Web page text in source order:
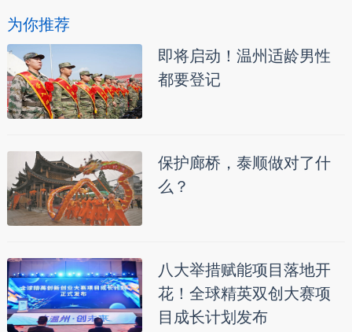
为你推荐
即将启动！温州适龄男性
都要登记
保护廊桥，泰顺做对了什
么？
八大举措赋能项目落地开
花！全球精英双创大赛项
目成长计划发布